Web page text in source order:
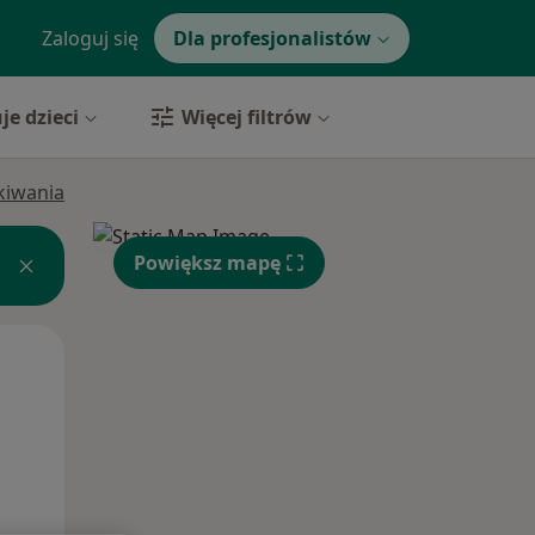
Zaloguj się Dla profesjonalistów
dzieci Więcej filtrów
Powiększ mapę